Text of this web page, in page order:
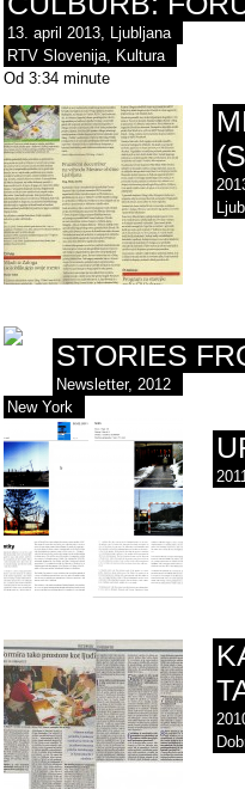
13. april 2013, Ljubljana
RTV Slovenija, Kultura
Od 3:34 minute
STORIES
Newsletter, 2012
New York